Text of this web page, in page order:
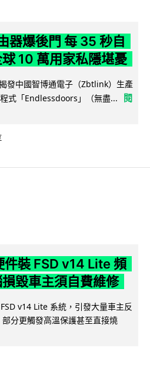
器爆後門 每 35 秒自
10 萬用家私隱堪憂
發中國智博通電子（Zbtlink）生產
式「Endlessdoors」（無盡...
閱
裝 FSD v14 Lite 頻
毀車主須自費維修
v14 Lite 系統，引發大量車主反
分更觸發高溫保護甚至直接燒